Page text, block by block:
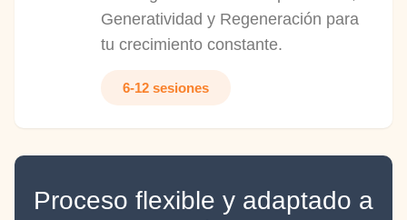
Generatividad y Regeneración para
tu crecimiento constante.
6-12 sesiones
Proceso flexible y adaptado a